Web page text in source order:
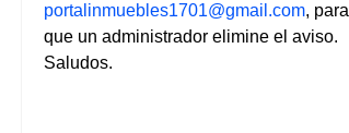
portalinmuebles1701@gmail.com, para
que un administrador elimine el aviso.
Saludos.